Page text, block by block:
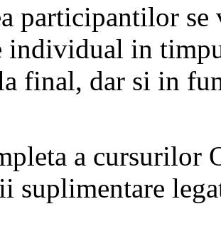
participantilor se
individual in
final, dar si in
a cursurilor
suplimentare